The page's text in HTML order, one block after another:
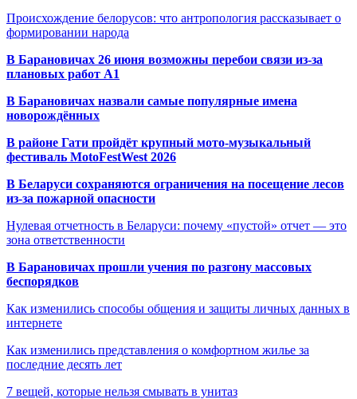
Происхождение белорусов: что антропология рассказывает о
формировании народа
В Барановичах 26 июня возможны перебои связи из-за
плановых работ A1
В Барановичах назвали самые популярные имена
новорождённых
В районе Гати пройдёт крупный мото-музыкальный
фестиваль MotoFestWest 2026
В Беларуси сохраняются ограничения на посещение лесов
из-за пожарной опасности
Нулевая отчетность в Беларуси: почему «пустой» отчет — это
зона ответственности
В Барановичах прошли учения по разгону массовых
беспорядков
Как изменились способы общения и защиты личных данных в
интернете
Как изменились представления о комфортном жилье за
последние десять лет
7 вещей, которые нельзя смывать в унитаз